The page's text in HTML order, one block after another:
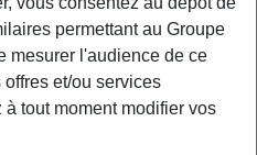
pour être
au hasard, il
. Rassurez-vous, c’est
il faut avoir
permettant au Groupe
mesurer l'audience de ce
et/ou services
tout moment modifier vos